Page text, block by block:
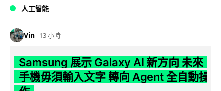
人工智能
Vin 13 小時
Samsung 展示 Galaxy AI 新方向 未來
手機毋須輸入文字 轉向 Agent 全自動操